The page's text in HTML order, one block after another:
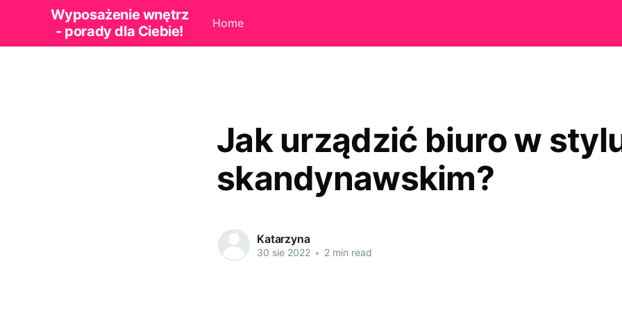
Wyposażenie wnętrz
- porady dla Ciebie!
Home
Jak urządzić biuro w
skandynawskim?
Katarzyna
30 sie 2022 • 2 min read